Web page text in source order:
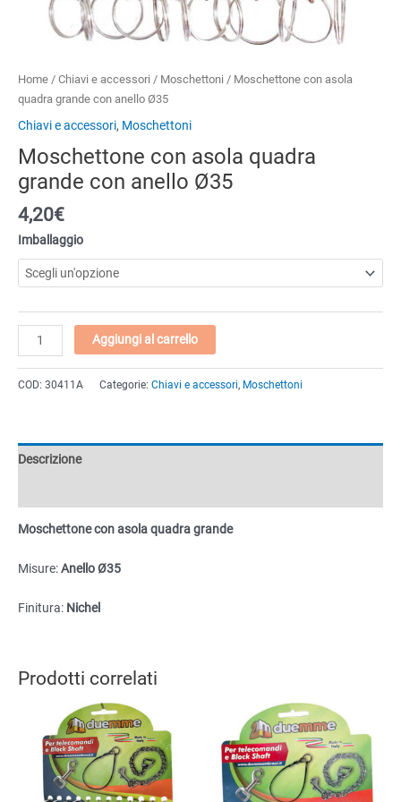
Home / Chiavi e accessori / Moschettoni / Moschettone con asola
quadra grande con anello Ø35
Chiavi e accessori, Moschettoni
Moschettone con asola quadra
grande con anello Ø35
4,20€
Imballaggio
Moschettone
con
asola
quadra
anello
Aggiungi al carrello
COD: 30411A Categorie: Chiavi e accessori, Moschettoni
Descrizione
Moschettone con asola quadra grande
Misure:Anello Ø35
Finitura: Nichel
Prodotti correlati